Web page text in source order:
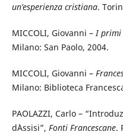
un’esperienza cristiana.
MICCOLI, Giovanni – I primi
Milano: San Paolo, 2004.
MICCOLI, Giovanni –
Milano: Biblioteca
PAOLAZZI, Carlo –
d`Assisi”, Fonti Francescane.